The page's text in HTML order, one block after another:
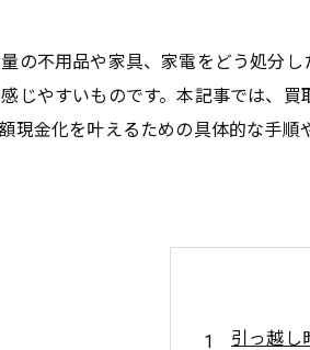
の不用品や家具、家電をどう処分
じやすいものです。本記事では、
現金化を叶えるための具体的な手
引っ越し